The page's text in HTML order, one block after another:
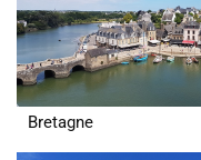
Bretagne